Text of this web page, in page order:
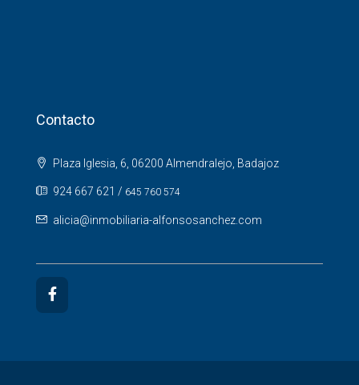
Contacto
Plaza Iglesia, 6, 06200 Almendralejo, Badajoz
924 667 621 / 645 760 574
alicia@inmobiliaria-alfonsosanchez.com